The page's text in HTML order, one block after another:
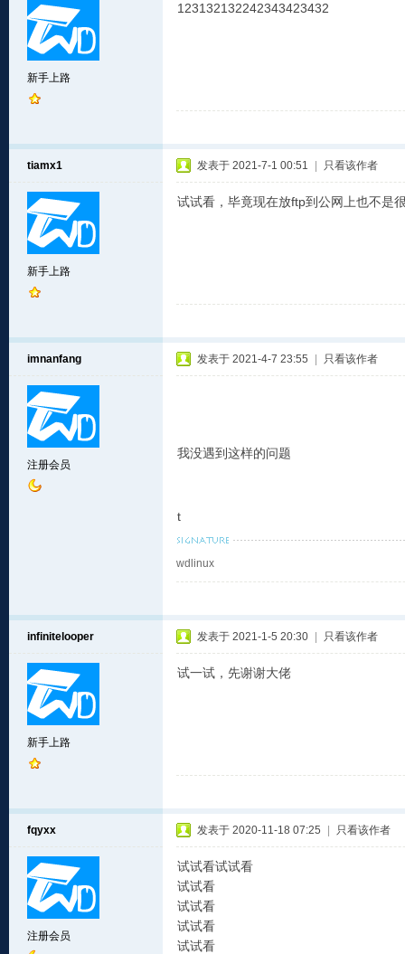
新手上路
123132132242343423432
tiamx1
新手上路
发表于 2021-7-1 00:51 只看该作者
试试看，毕竟现在放ftp到公网上也不是
imnanfang
注册会员
发表于 2021-4-7 23:55 只看该作者
我没遇到这样的问题
t
wdlinux
infinitelooper
新手上路
发表于 2021-1-5 20:30 只看该作者
试一试，先谢谢大佬
fqyxx
注册会员
发表于 2020-11-18 07:25 只看该作者
试试看试试看
试试看
试试看
试试看
试试看